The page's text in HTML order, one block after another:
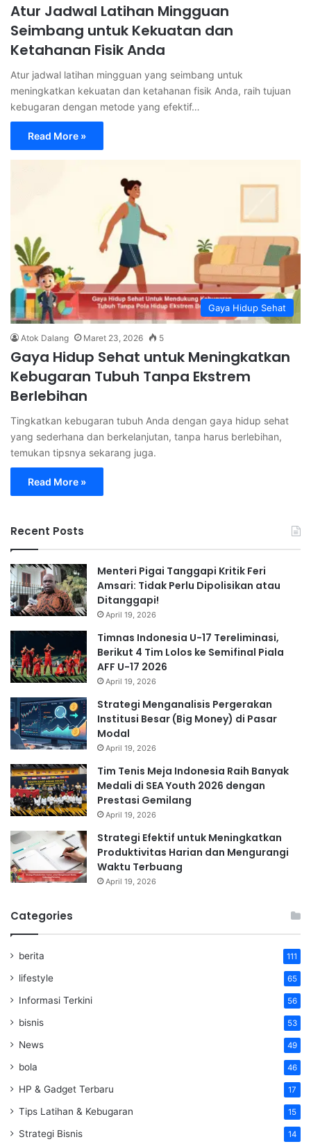
Atur Jadwal Latihan Mingguan
Seimbang untuk Kekuatan dan
Ketahanan Fisik Anda
Atur jadwal latihan mingguan yang seimbang untuk
meningkatkan kekuatan dan ketahanan fisik Anda, raih tujuan
kebugaran dengan metode yang efektif…
Read More »
Gaya Hidup Sehat
Atok Dalang Maret 23, 2026 5
Gaya Hidup Sehat untuk Meningkatkan
Kebugaran Tubuh Tanpa Ekstrem
Berlebihan
Tingkatkan kebugaran tubuh Anda dengan gaya hidup sehat
yang sederhana dan berkelanjutan, tanpa harus berlebihan,
temukan tipsnya sekarang juga.
Read More »
Recent Posts
Menteri Pigai Tanggapi Kritik Feri
Amsari: Tidak Perlu Dipolisikan atau
Ditanggapi!
April 19, 2026
Timnas Indonesia U-17 Tereliminasi,
Berikut 4 Tim Lolos ke Semifinal Piala
AFF U-17 2026
April 19, 2026
Strategi Menganalisis Pergerakan
Institusi Besar (Big Money) di Pasar
Modal
April 19, 2026
Tim Tenis Meja Indonesia Raih Banyak
Medali di SEA Youth 2026 dengan
Prestasi Gemilang
April 19, 2026
Strategi Efektif untuk Meningkatkan
Produktivitas Harian dan Mengurangi
Waktu Terbuang
April 19, 2026
Categories
berita 111
lifestyle 65
Informasi Terkini 56
bisnis 53
News 49
bola 46
HP & Gadget Terbaru 17
Tips Latihan & Kebugaran 15
Strategi Bisnis 14